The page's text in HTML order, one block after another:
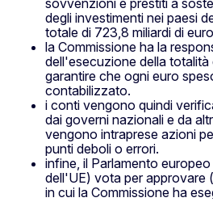
sovvenzioni e prestiti a
degli investimenti nei paesi
totale di 723,8 miliardi di
la Commissione ha la
dell'esecuzione della totalità
garantire che ogni euro
contabilizzato.
i conti vengono quindi
dai governi nazionali e da
vengono intraprese azioni
punti deboli o errori.
infine, il Parlamento
dell'UE) vota per approvare
in cui la Commissione ha